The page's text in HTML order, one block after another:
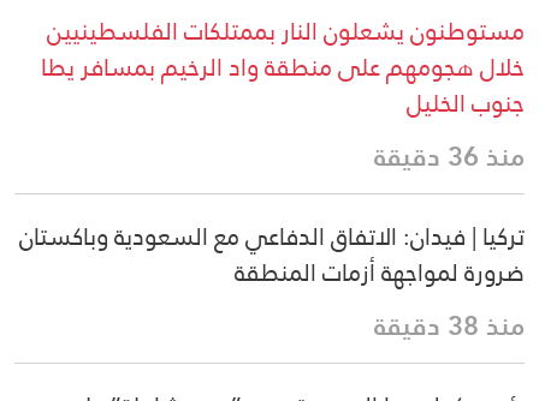
مستوطنون يشعلون النار بممتلكات الفلسطينيين
خلال هجومهم على منطقة واد الرخيم بمسافر يطا
جنوب الخليل
منذ 36 دقيقة
تركيا | فيدان: الاتفاق الدفاعي مع السعودية وباكستان
ضرورة لمواجهة أزمات المنطقة
منذ 38 دقيقة